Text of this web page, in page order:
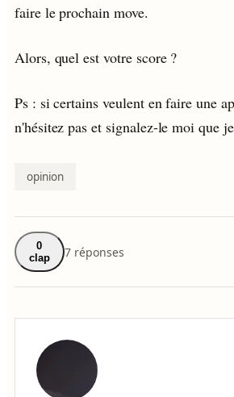
faire le prochain move.
Alors, quel est votre score ?
Ps : si certains veulent en faire une
n'hésitez pas et signalez-le moi que
opinion
0
clap
7 réponses